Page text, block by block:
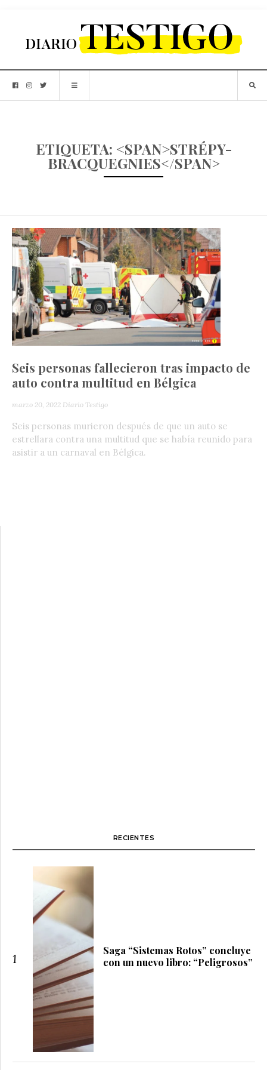
ETIQUETA: <SPAN>STRÉPY-
BRACQUEGNIES</SPAN>
Seis personas fallecieron tras impacto de
auto contra multitud en Bélgica
marzo 20, 2022 Diario Testigo
Seis personas murieron después de que un auto se
estrellara contra una multitud que se había reunido para
asistir a un carnaval en Bélgica.
RECIENTES
1
Saga “Sistemas Rotos” concluye
con un nuevo libro: “Peligrosos”